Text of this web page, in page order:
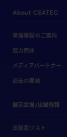
About CEATEC
来場登録のご案内
協力団体
メディアパートナー
過去の実績
展示会場/出展情報
出展者リスト